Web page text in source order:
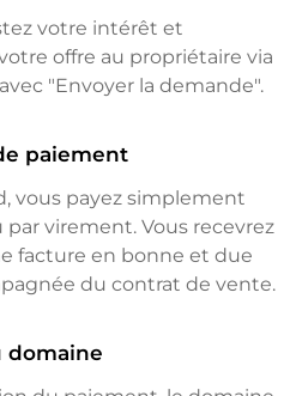
votre intérêt et
offre au propriétaire via
"Envoyer la demande".
paiement
vous payez simplement
par virement. Vous recevrez
facture en bonne et due
du contrat de vente.
domaine